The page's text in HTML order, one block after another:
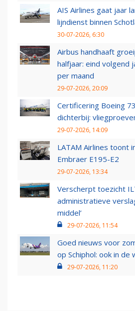
AIS Airlines gaat jaar
lijndienst binnen
30-07-2026, 6:30
Airbus handhaaft
halfjaar: eind volgend
per maand
29-07-2026, 20:09
Certificering Boeing
dichterbij:
29-07-2026, 14:09
LATAM Airlines toont
Embraer E195-E2
29-07-2026, 13:34
Verscherpt toezicht
administratieve
middel’
29-07-2026, 11:54
Goed nieuws voor
op Schiphol: ook in de
29-07-2026, 11:20